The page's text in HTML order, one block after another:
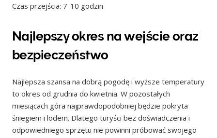
Czas przejścia: 7-10 godzin
Najlepszy okres na wejście oraz
bezpieczeństwo
Najlepsza szansa na dobrą pogodę i wyższe temperatury
to okres od grudnia do kwietnia. W pozostałych
miesiącach góra najprawdopodobniej będzie pokryta
śniegiem i lodem. Dlatego turyści bez doświadczenia i
odpowiedniego sprzętu nie powinni próbować swojego